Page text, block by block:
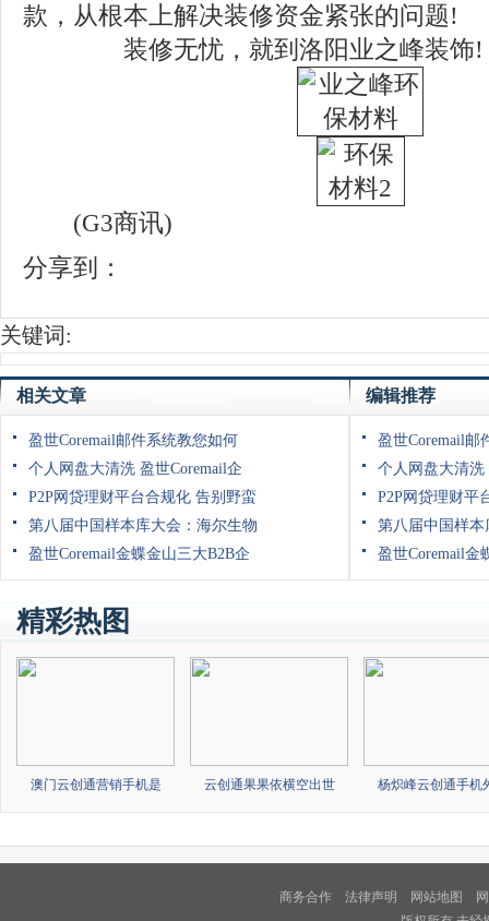
款，从根本上解决装修资金紧张的问题!
装修无忧，就到洛阳业之峰装饰!
(G3商讯)
分享到：
关键词:
相关文章
盈世Coremail邮件系统教您如何
个人网盘大清洗 盈世Coremail企
P2P网贷理财平台合规化 告别野蛮
第八届中国样本库大会：海尔生物
盈世Coremail金蝶金山三大B2B企
编辑推荐
盈世Coremail邮
个人网盘大清洗
P2P网贷理财平
第八届中国样
盈世Coremail金
精彩热图
澳门云创通营销手机是 云创通果果依横空出世 杨炽峰云创通手机
商务合作 法律声明 网站地图